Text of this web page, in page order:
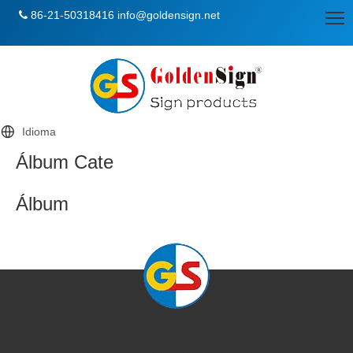
 86-21-50318416 info@goldensign.net
Idioma
Álbum Cate
Álbum